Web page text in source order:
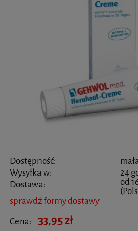
Dostępność:
Wysyłka w:
24
Dostawa:
od
Cena nie zawiera ewentualnych kosztów
sprawdź formy dostawy
Cena:
33,95 zł